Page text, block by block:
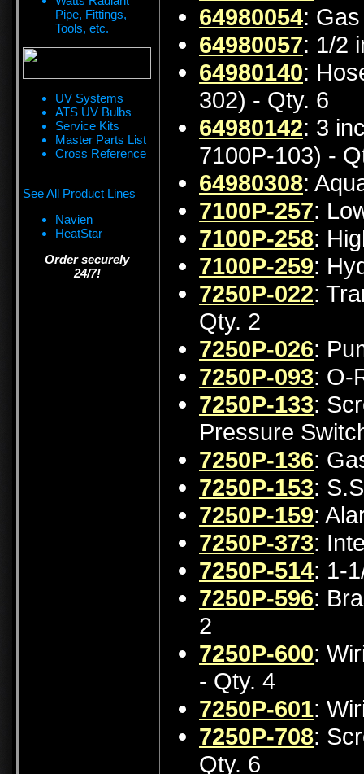
Pipe, Fittings,
Tools, etc.
UV Systems
ATS UV Bulbs
Service Kits
Master Parts List
Cross Reference
See All Product Lines
Navien
HeatStar
Order securely
24/7!
64980054:
64980057: 1/2
64980140:
302) - Qty. 6
64980142: 3
7100P-103) -
64980308:
7100P-257:
7100P-258:
7100P-259:
7250P-022:
Qty. 2
7250P-026:
7250P-093: O-
7250P-133:
Pressure
7250P-136:
7250P-153:
7250P-159:
7250P-373:
7250P-514: 1-
7250P-596:
2
7250P-600:
- Qty. 4
7250P-601:
7250P-708:
Qty. 6